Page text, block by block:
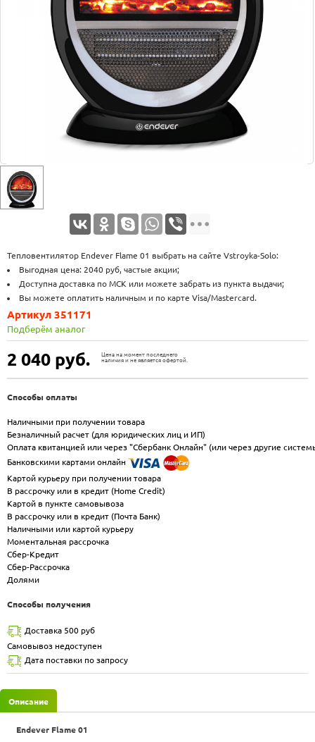
Тепловентилятор Endever Flame 01 выбрать на сайте Vstroyka-Solo:
Выгодная цена: 2040 руб, частые акции;
Доступна доставка по МСК или можете забрать из пункта выдачи;
Вы можете оплатить наличным и по карте Visa/Mastercard.
2 040 руб.
Цена на момент последнего
наличия и не является офертой.
Артикул 351171
Подберём аналог
Способы оплаты
Наличными при получении товара
Безналичный расчет (для юридических лиц и ИП)
Оплата квитанцией или через "Сбербанк Онлайн" (или через другие
Банковскими картами онлайн
Картой курьеру при получении товара
В рассрочку или в кредит (Home Credit)
Картой в пункте самовывоза
В рассрочку или в кредит (Почта Банк)
Наличными или картой курьеру
Моментальная рассрочка
Сбер-Кредит
Сбер-Рассрочка
Долями
Способы получения
Доставка 500 руб
Самовывоз недоступен
Дата поставки по запросу
Описание
Endever Flame 01